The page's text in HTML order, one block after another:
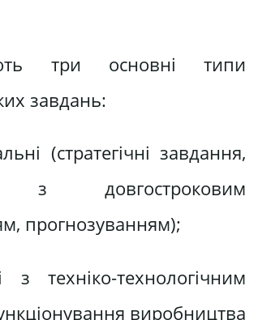
три основні типи
завдань:
(стратегічні завдання,
з довгостроковим
прогнозуванням);
з техніко-технологічним
виробництва